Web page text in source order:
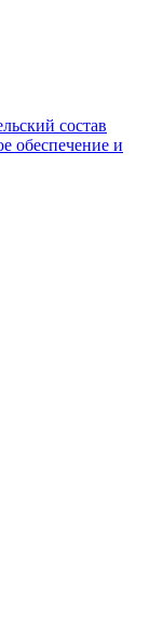
состав
обеспечение и